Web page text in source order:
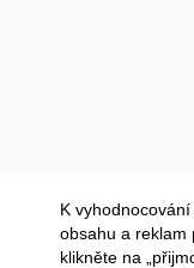
K
obsahu a reklam
klikněte na